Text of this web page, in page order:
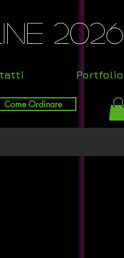
2026
Portfolio
Come Ordinare